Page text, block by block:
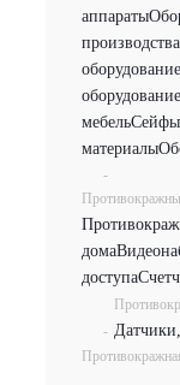
аппараты
производства
оборудование
оборудование
мебельСейфы
материалы
-
дома
доступа
-